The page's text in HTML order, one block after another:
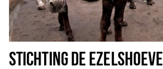
STICHTING DE EZELSHOEVE